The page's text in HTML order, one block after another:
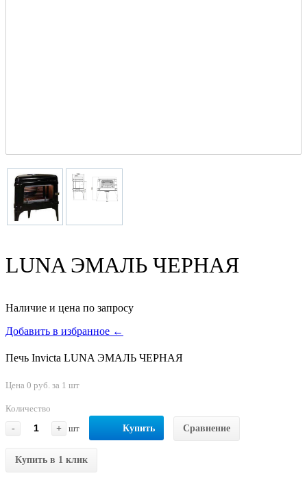
LUNA ЭМАЛЬ ЧЕРНАЯ
Наличие и цена по запросу
Добавить в избранное ←
Печь Invicta LUNA ЭМАЛЬ ЧЕРНАЯ
Цена 0 руб. за 1 шт
Количество
-
+ шт Купить Сравнение
Купить в 1 клик